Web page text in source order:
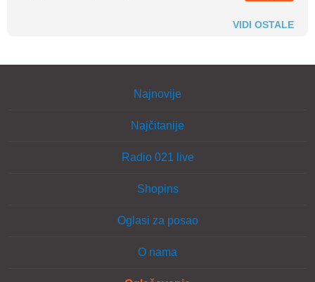
VIDI OSTALE
Najnovije
Najčitanije
Radio 021 live
Shopins
Oglasi za posao
O nama